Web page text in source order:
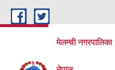
Skip to main content
मेलम्ची